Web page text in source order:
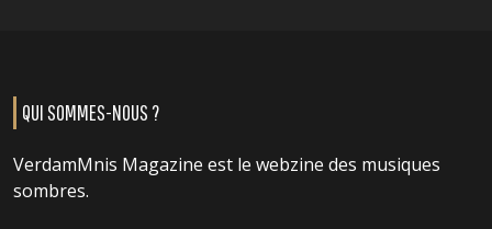
QUI SOMMES-NOUS ?
VerdamMnis Magazine est le webzine des musiques
sombres.